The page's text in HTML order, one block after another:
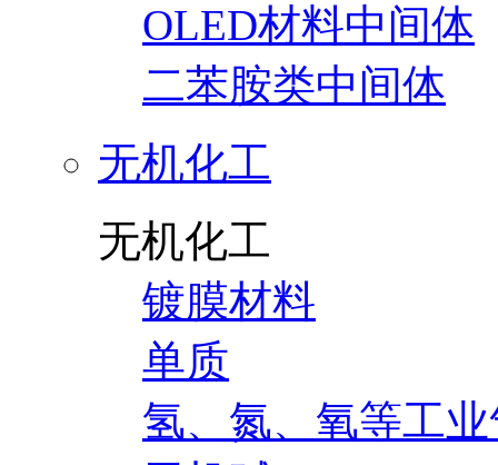
OLED材料中间体
二苯胺类中间体
无机化工
无机化工
镀膜材料
单质
氢、氮、氧等工